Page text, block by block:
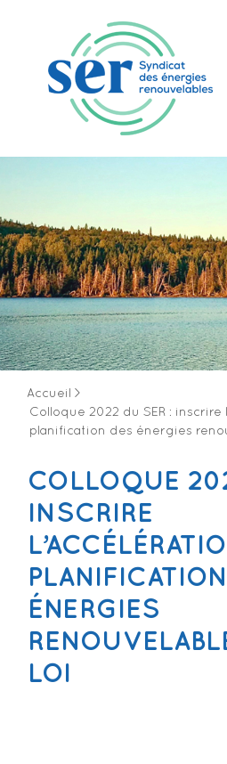
Accueil
>
Colloque 2022 du SER : inscrire
planification des énergies
COLLOQUE
INSCRIRE
ÉNERGIES
LOI